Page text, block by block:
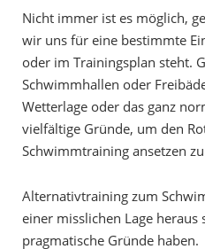
Nicht immer ist es möglich,
wir uns für eine bestimmte
oder im Trainingsplan steht.
Schwimmhallen oder
Wetterlage oder das ganz
vielfältige Gründe, um den
Schwimmtraining ansetzen
Alternativtraining zum
einer misslichen Lage
pragmatische Gründe haben.